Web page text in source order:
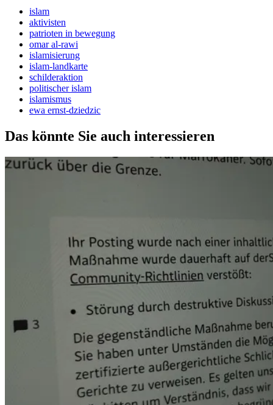
islam
aktivisten
patrioten in bewegung
omar al-rawi
islamisierung
islam-landkarte
schilderaktion
politischer islam
islamismus
ewa ernst-dziedzic
Das könnte Sie auch interessieren